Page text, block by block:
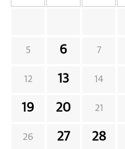
5 6 7
12 13 14
19 20 21
26 27 28